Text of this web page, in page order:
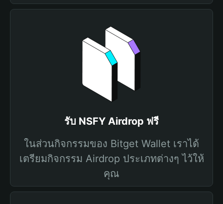
รับ NSFY Airdrop ฟรี
ในส่วนกิจกรรมของ Bitget Wallet เราได้
เตรียมกิจกรรม Airdrop ประเภทต่างๆ ไว้ให้
คุณ